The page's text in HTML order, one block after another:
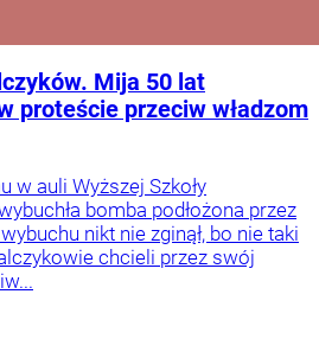
Mija 50 lat
proteście przeciw władzom
w auli Wyższej Szkoły
bomba podłożona przez
nikt nie zginął, bo nie taki
chcieli przez swój